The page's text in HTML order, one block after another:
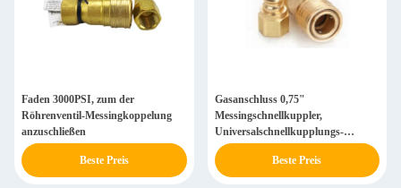
Faden 3000PSI, zum der
Röhrenventil-Messingkoppelung
anzuschließen
Beste Preis
Gasanschluss 0,75"
Messingschnellkuppler,
Universalschnellkupplungs-
Messing-Installation
Beste Preis